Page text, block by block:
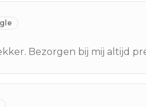
Bezorgen bij mij altijd